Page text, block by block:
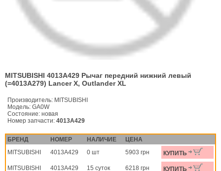
MITSUBISHI 4013A429 Рычаг передний нижний левый
(=4013A279) Lancer X, Outlander XL
Производитель: MITSUBISHI
Модель: GA0W
Состояние: новая
Номер запчасти: 4013A429
БРЕНД НОМЕР НАЛИЧИЕ
ЦЕНА
MITSUBISHI
4013A429 0 шт 5903 грн КУПИТЬ
MITSUBISHI 4013A429 15 суток 6218 грн КУПИТЬ